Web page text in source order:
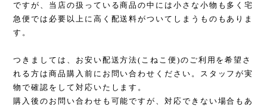
ですが、当店の扱っている商品の中には小さな小物も多く宅
急便では必要以上に高く配送料がついてしまうものもありま
す。
つきましては、お安い配送方法(こねこ便)のご利用を希望さ
れる方は商品購入前にお問い合わせください。スタッフが実
物で確認をして対応いたします。
購入後のお問い合わせも可能ですが、対応できない場合もあ